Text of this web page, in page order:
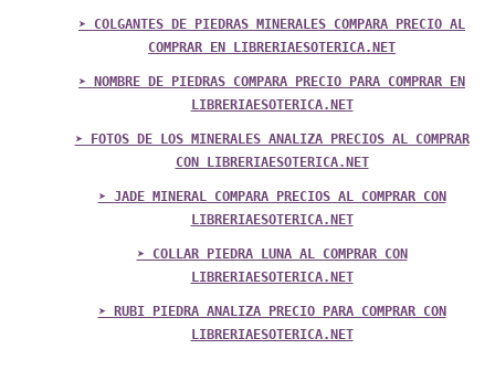
➤ COLGANTES DE PIEDRAS MINERALES COMPARA PRECIO AL
COMPRAR EN LIBRERIAESOTERICA.NET
➤ NOMBRE DE PIEDRAS COMPARA PRECIO PARA COMPRAR EN
LIBRERIAESOTERICA.NET
➤ FOTOS DE LOS MINERALES ANALIZA PRECIOS AL COMPRAR
CON LIBRERIAESOTERICA.NET
➤ JADE MINERAL COMPARA PRECIOS AL COMPRAR CON
LIBRERIAESOTERICA.NET
➤ COLLAR PIEDRA LUNA AL COMPRAR CON
LIBRERIAESOTERICA.NET
➤ RUBI PIEDRA ANALIZA PRECIO PARA COMPRAR CON
LIBRERIAESOTERICA.NET